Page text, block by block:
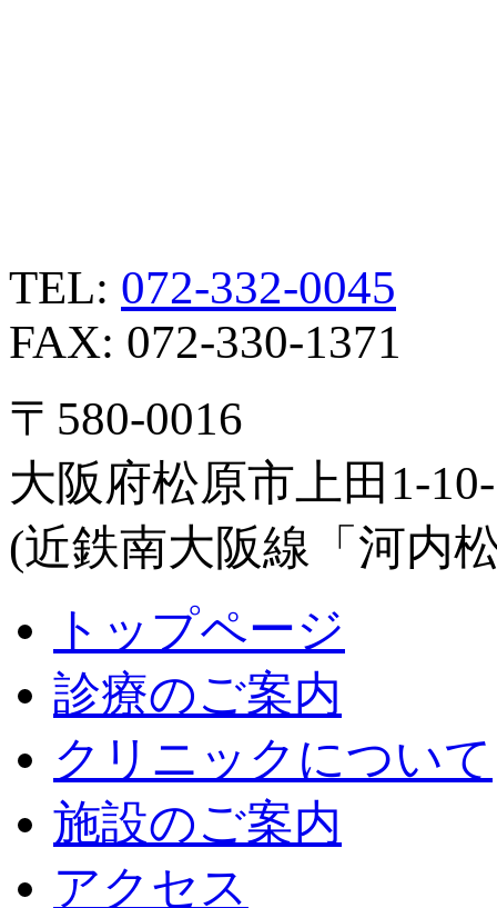
TEL: 072-332-0045
FAX: 072-330-1371
〒580-0016
大阪府松原市上田1-
(近鉄南大阪線「河内
トップページ
診療のご案内
クリニックについて
施設のご案内
アクセス